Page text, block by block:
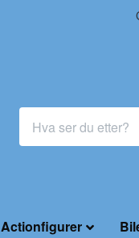
Actionfigurer